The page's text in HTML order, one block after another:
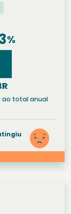
ao total anual